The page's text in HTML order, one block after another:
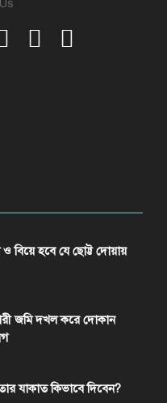
ও বিয়ে হবে যে ছোট্ট দোয়ায়
জমি দখল করে দোকান
যাকাত কিভাবে দিবেন?